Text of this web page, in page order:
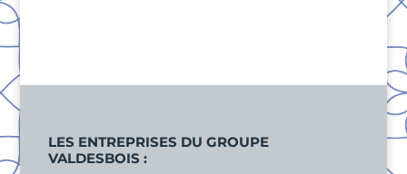
LES ENTREPRISES DU GROUPE
VALDESBOIS :